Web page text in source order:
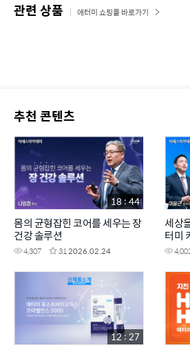
관련 상품 애터미 쇼핑몰 바로가기
추천 콘텐츠
몸의 균형잡힌 코어를 세우는 장
건강 솔루션
4,307 312026.02.24
18 : 44
세상
터미
12 : 27